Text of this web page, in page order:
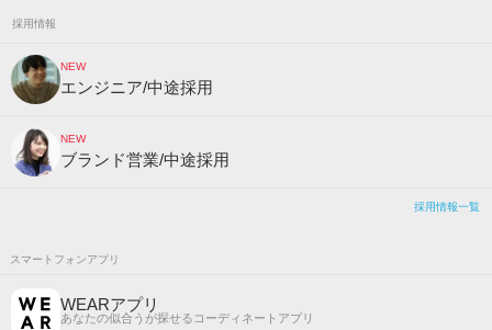
採用情報
NEW
エンジニア/中途採用
NEW
ブランド営業/中途採用
採用情報一覧
スマートフォンアプリ
WEARアプリ
あなたの似合うが探せるコーディネートアプリ